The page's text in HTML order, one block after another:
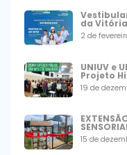
da Vitória
2 de
UNIUV e
Projeto
19 de
15 de